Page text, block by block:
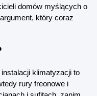
domów myślących o
który coraz
rury freonowe i